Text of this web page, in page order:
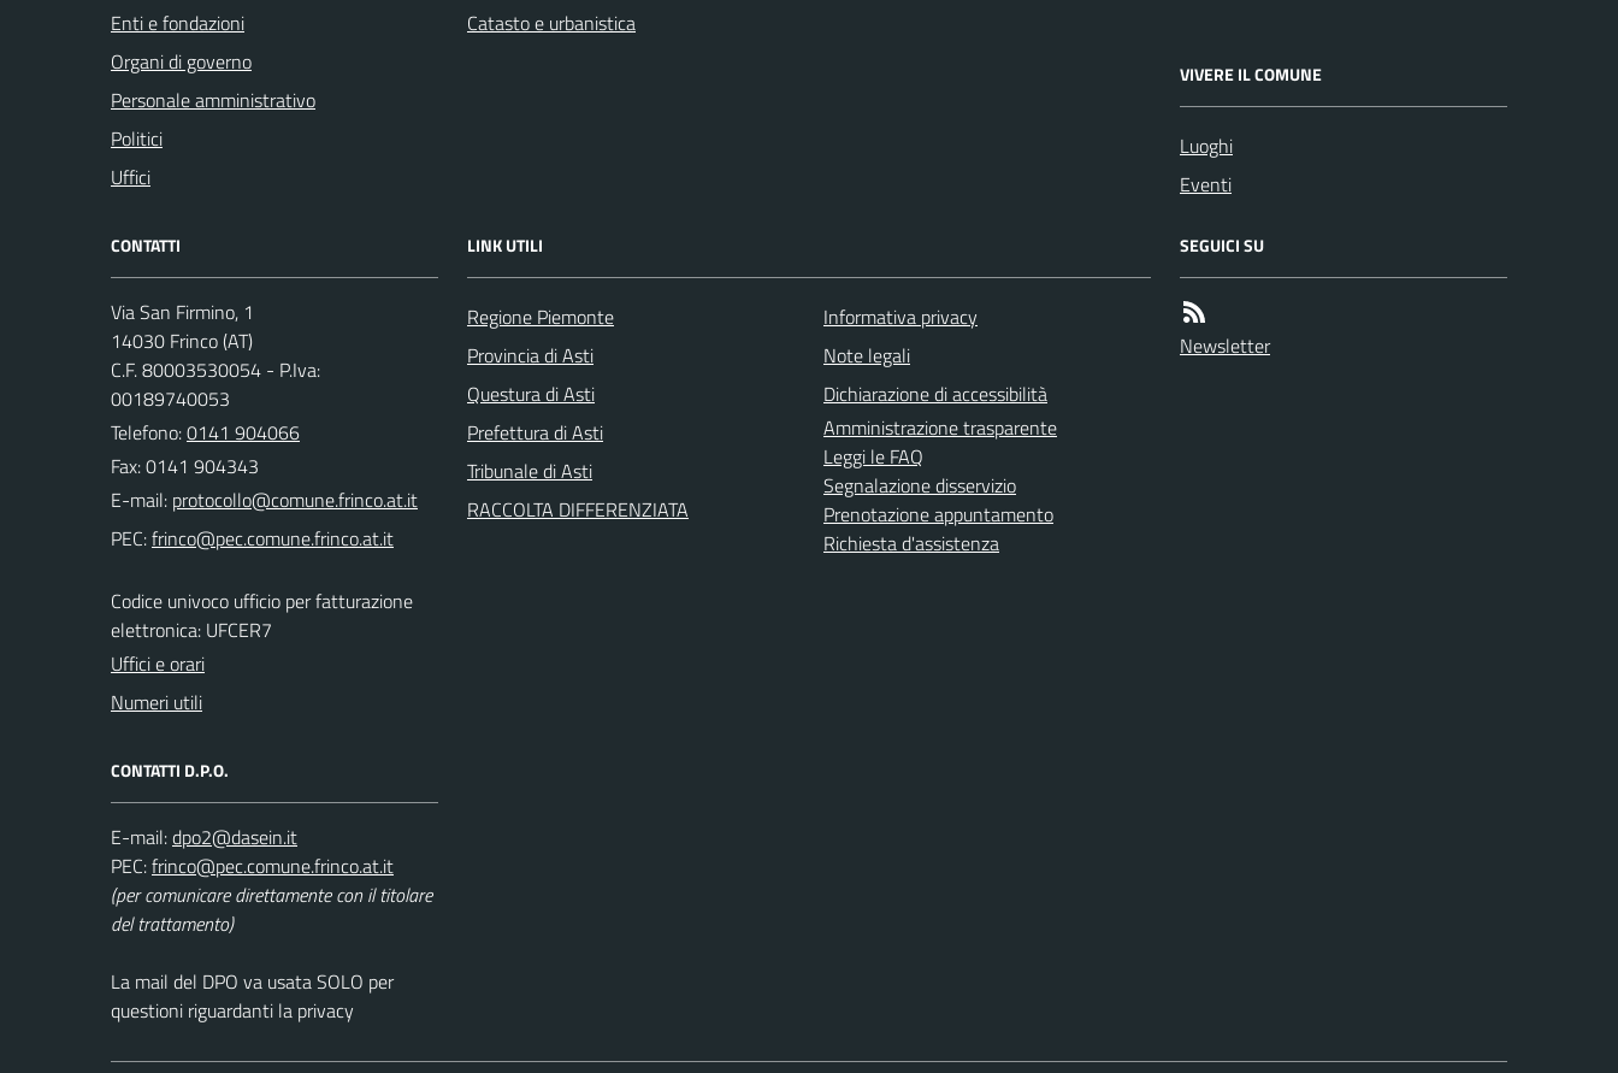
Enti e fondazioni
Organi di governo
Personale amministrativo
Politici
Uffici
Catasto e urbanistica
VIVERE IL COMUNE
Luoghi
Eventi
CONTATTI
Via San Firmino, 1
14030 Frinco (AT)
C.F. 80003530054 - P.Iva:
00189740053
Telefono:0141 904066
Fax: 0141 904343
E-mail:
PEC:
Codice univoco ufficio per fatturazione
elettronica: UFCER7
Uffici e orari
Numeri utili
CONTATTI D.P.O.
E-mail:
PEC:
(per comunicare direttamente con il titolare
del trattamento)
La mail del DPO va usata SOLO per
questioni riguardanti la privacy
LINK UTILI
Regione Piemonte
Provincia di Asti
Questura di Asti
Prefettura di Asti
Tribunale di Asti
RACCOLTA DIFFERENZIATA
Informativa privacy
Note legali
Dichiarazione di accessibilità
Amministrazione trasparente
Leggi le FAQ
Segnalazione disservizio
Prenotazione appuntamento
Richiesta d'assistenza
SEGUICI SU
Newsletter